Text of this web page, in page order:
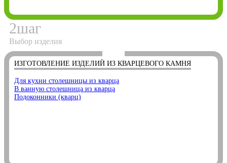
2шаг
Выбор изделия
ИЗГОТОВЛЕНИЕ ИЗДЕЛИЙ ИЗ КВАРЦЕВОГО КАМНЯ
Для кухни столешницы из кварца
В ванную столешница из кварца
Подоконники (кварц)